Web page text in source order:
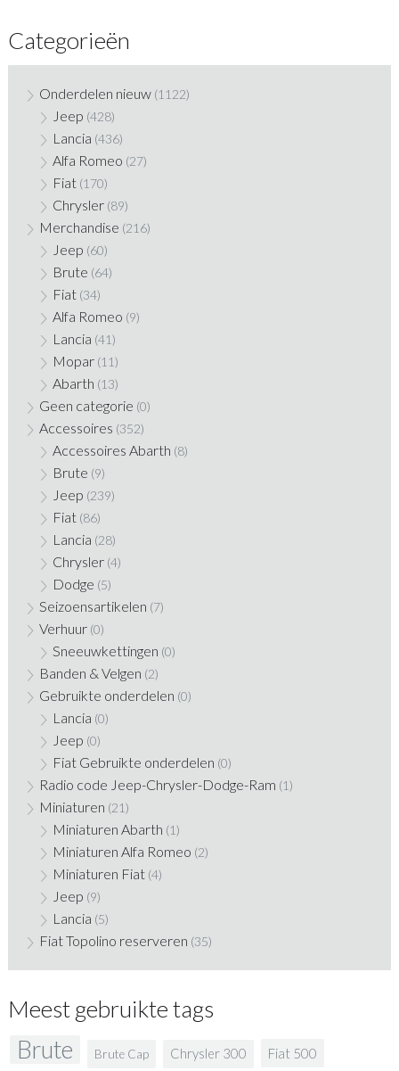
Categorieën
Onderdelen nieuw (1122)
Jeep (428)
Lancia (436)
Alfa Romeo (27)
Fiat (170)
Chrysler (89)
Merchandise (216)
Jeep (60)
Brute (64)
Fiat (34)
Alfa Romeo (9)
Lancia (41)
Mopar (11)
Abarth (13)
Geen categorie (0)
Accessoires (352)
Accessoires Abarth (8)
Brute (9)
Jeep (239)
Fiat (86)
Lancia (28)
Chrysler (4)
Dodge (5)
Seizoensartikelen (7)
Verhuur (0)
Sneeuwkettingen (0)
Banden & Velgen (2)
Gebruikte onderdelen (0)
Lancia (0)
Jeep (0)
Fiat Gebruikte onderdelen (0)
Radio code Jeep-Chrysler-Dodge-Ram (1)
Miniaturen (21)
Miniaturen Abarth (1)
Miniaturen Alfa Romeo (2)
Miniaturen Fiat (4)
Jeep (9)
Lancia (5)
Fiat Topolino reserveren (35)
Meest gebruikte tags
Brute Brute Cap Chrysler 300 Fiat 500